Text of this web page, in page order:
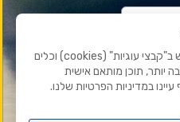
לידיעתכם, באתר זה נעשה שימוש ב"קבצי עוגיות" (cookies) וכלים
יותר, תוכן מותאם אישית
במדיניות הפרטיות שלנו.